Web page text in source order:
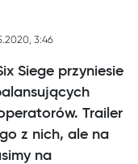
3:46
Siege przyniesie
Trailer
z nich, ale na
na